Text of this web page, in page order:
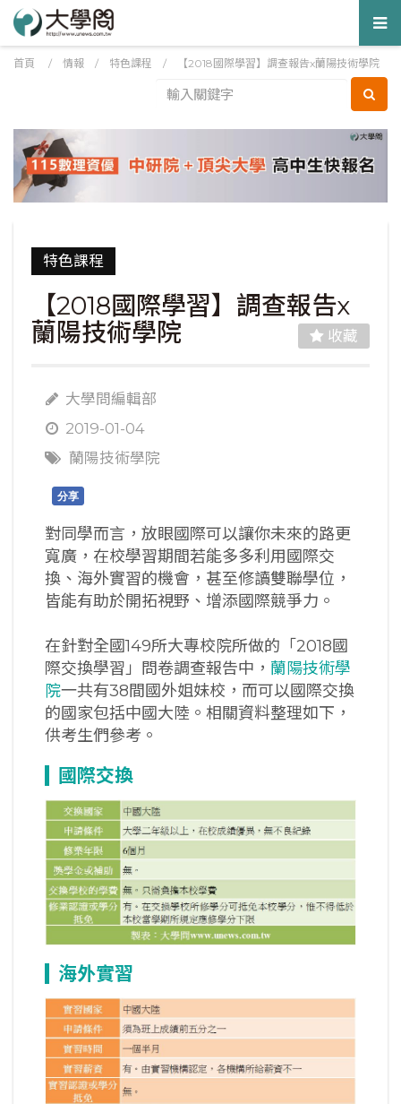
首頁 / 情報 / 特色課程 / 【2018國際學習】調查報告x蘭陽技術學院
特色課程
【2018國際學習】調查報告x
蘭陽技術學院
收藏
大學問編輯部
2019-01-04
蘭陽技術學院
分享
對同學而言，放眼國際可以讓你未來的路更
寬廣，在校學習期間若能多多利用國際交
換、海外實習的機會，甚至修讀雙聯學位，
皆能有助於開拓視野、增添國際競爭力。
在針對全國149所大專校院所做的「2018國
際交換學習」問卷調查報告中， 蘭陽技術學
院一共有38間國外姐妹校，而可以國際交換
的國家包括中國大陸。相關資料整理如下，
供考生們參考。
國際交換
海外實習